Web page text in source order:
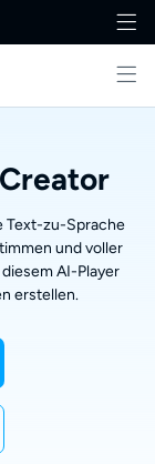
Text-zu-Sprache
und voller
AI-Player
erstellen.